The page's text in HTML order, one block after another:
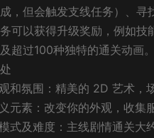
，但会触发支线任务）、寻
可以获得升级奖励，例如技
超过100种独特的通关动画。
和氛围：精美的 2D 艺术，
元素：改变你的外观，收集
式及难度：主线剧情通关大